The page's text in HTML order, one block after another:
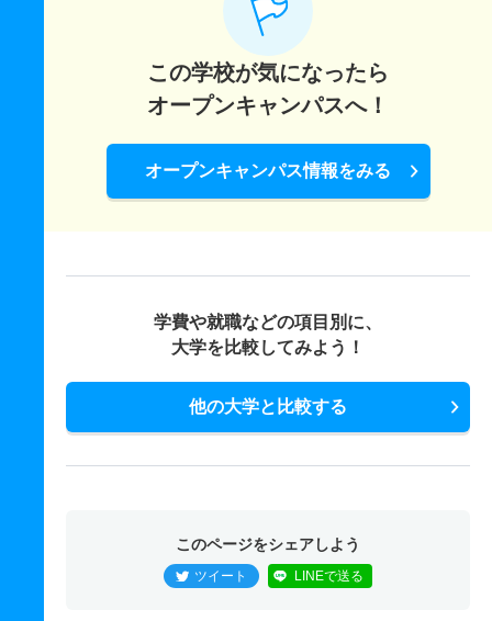
この学校が気になったら
オープンキャンパスへ！
オープンキャンパス情報をみる
学費や就職などの項目別に、
大学を比較してみよう！
他の大学と比較する
このページをシェアしよう
ツイート LINEで送る